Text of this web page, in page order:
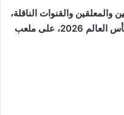
والقنوات الناقلة،
ضمن منافسات دور الـ16 من بطولة كأس العالم 2026، على ملعب